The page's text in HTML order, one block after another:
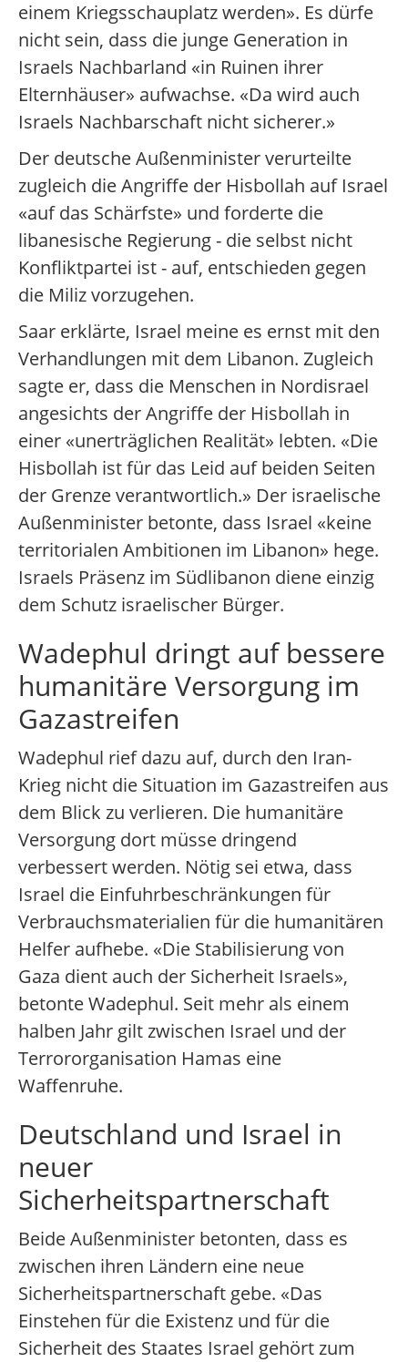
einem Kriegsschauplatz werden». Es dürfe
nicht sein, dass die junge Generation in
Israels Nachbarland «in Ruinen ihrer
Elternhäuser» aufwachse. «Da wird auch
Israels Nachbarschaft nicht sicherer.»
Der deutsche Außenminister verurteilte
zugleich die Angriffe der Hisbollah auf Israel
«auf das Schärfste» und forderte die
libanesische Regierung - die selbst nicht
Konfliktpartei ist - auf, entschieden gegen
die Miliz vorzugehen.
Saar erklärte, Israel meine es ernst mit den
Verhandlungen mit dem Libanon. Zugleich
sagte er, dass die Menschen in Nordisrael
angesichts der Angriffe der Hisbollah in
einer «unerträglichen Realität» lebten. «Die
Hisbollah ist für das Leid auf beiden Seiten
der Grenze verantwortlich.» Der israelische
Außenminister betonte, dass Israel «keine
territorialen Ambitionen im Libanon» hege.
Israels Präsenz im Südlibanon diene einzig
dem Schutz israelischer Bürger.
Wadephul dringt auf bessere
humanitäre Versorgung im
Gazastreifen
Wadephul rief dazu auf, durch den Iran-
Krieg nicht die Situation im Gazastreifen aus
dem Blick zu verlieren. Die humanitäre
Versorgung dort müsse dringend
verbessert werden. Nötig sei etwa, dass
Israel die Einfuhrbeschränkungen für
Verbrauchsmaterialien für die humanitären
Helfer aufhebe. «Die Stabilisierung von
Gaza dient auch der Sicherheit Israels»,
betonte Wadephul. Seit mehr als einem
halben Jahr gilt zwischen Israel und der
Terrororganisation Hamas eine
Waffenruhe.
Deutschland und Israel in
neuer
Sicherheitspartnerschaft
Beide Außenminister betonten, dass es
zwischen ihren Ländern eine neue
Sicherheitspartnerschaft gebe. «Das
Einstehen für die Existenz und für die
Sicherheit des Staates Israel gehört zum